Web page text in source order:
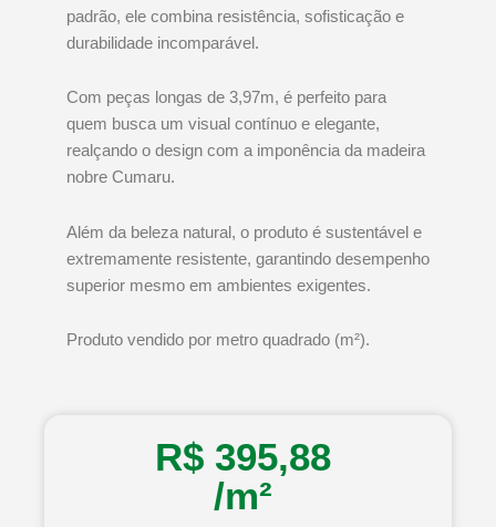
padrão, ele combina resistência, sofisticação e
durabilidade incomparável.
Com peças longas de 3,97m, é perfeito para
quem busca um visual contínuo e elegante,
realçando o design com a imponência da madeira
nobre Cumaru.
Além da beleza natural, o produto é sustentável e
extremamente resistente, garantindo desempenho
superior mesmo em ambientes exigentes.
Produto vendido por metro quadrado (m²).
R$395,88
/m²